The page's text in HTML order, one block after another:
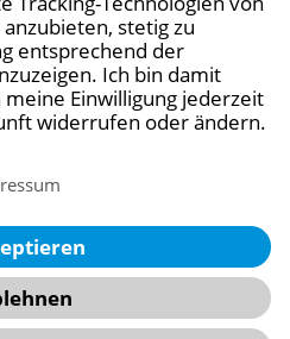
Media
Vertriebs GmbH